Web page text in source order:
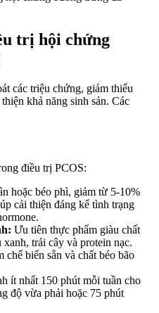
trị hội chứng
các triệu chứng, giảm thiểu
khả năng sinh sản. Các
điều trị PCOS:
hoặc béo phì, giảm từ 5-10%
cải thiện đáng kể tình trạng
Ưu tiên thực phẩm giàu chất
xanh, trái cây và protein nạc.
chế biến sẵn và chất béo bão
ít nhất 150 phút mỗi tuần cho
độ vừa phải hoặc 75 phút